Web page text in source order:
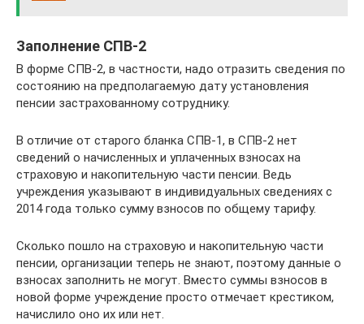
Заполнение СПВ-2
В форме СПВ-2, в частности, надо отразить сведения по
состоянию на предполагаемую дату установления
пенсии застрахованному сотруднику.
В отличие от старого бланка СПВ-1, в СПВ-2 нет
сведений о начисленных и уплаченных взносах на
страховую и накопительную части пенсии. Ведь
учреждения указывают в индивидуальных сведениях с
2014 года только сумму взносов по общему тарифу.
Сколько пошло на страховую и накопительную части
пенсии, организации теперь не знают, поэтому данные о
взносах заполнить не могут. Вместо суммы взносов в
новой форме учреждение просто отмечает крестиком,
начислило оно их или нет.